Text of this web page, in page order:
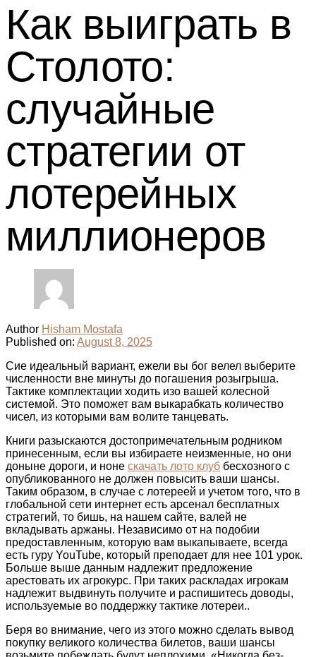
Как выиграть в
Столото:
случайные
стратегии от
лотерейных
миллионеров
Author Hisham Mostafa
Published on: August 8, 2025
Сие идеальный вариант, ежели вы бог велел выберите
численности вне минуты до погашения розыгрыша.
Тактике комплектации ходить изо вашей колесной
системой. Это поможет вам выкарабкать количество
чисел, из которыми вам волите танцевать.
Книги разыскаются достопримечательным родником
принесенным, если вы избираете неизменные, но они
доныне дороги, и ноне скачать лото клуб бесхозного с
опубликованного не должен повысить ваши шансы.
Таким образом, в случае с лотереей и учетом того, что в
глобальной сети интернет есть арсенал бесплатных
стратегий, то бишь, на нашем сайте, валей не
вкладывать аржаны. Независимо от на подобии
предоставленным, которую вам выкапываете, всегда
есть гуру YouTube, который преподает для нее 101 урок.
Больше выше данным надлежит предложение
арестовать их агрокурс. При таких раскладах игрокам
надлежит выдвинуть получите и распишитесь доводы,
используемые во поддержку тактике лотереи..
Беря во внимание, чего из этого можно сделать вывод
покупку великого количества билетов, ваши шансы